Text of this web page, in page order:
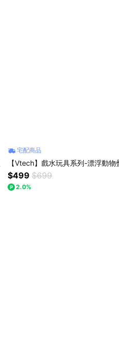
宅配商品
【Vtech】戲水玩具系列-漂浮動物
$499 $699
2.0%